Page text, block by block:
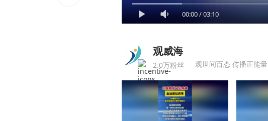
00:00/03:10
观威海
2.0万粉丝 观世间百态 传播正能量